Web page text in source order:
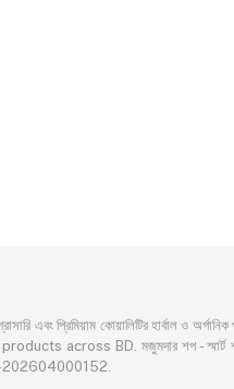
কোয়ালিটির হার্বাল ও
BD. মজুমদার শপ - স্মার্ট শপিং
202604000152.